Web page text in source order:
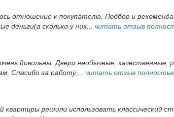
отношение к покупателю. Подбор и
деньги(а сколько у них... читать отзыв
довольны. Двери необычные,
Спасибо за работу,... читать отзыв
решили использовать классический